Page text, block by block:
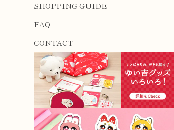
SHOPPING GUIDE
FAQ
CONTACT